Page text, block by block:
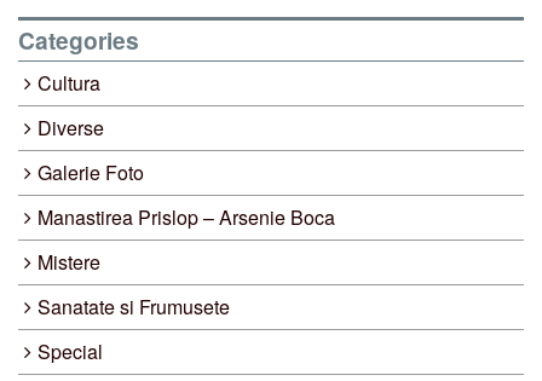
Categories
Cultura
Diverse
Galerie Foto
Manastirea Prislop – Arsenie Boca
Mistere
Sanatate si Frumusete
Special